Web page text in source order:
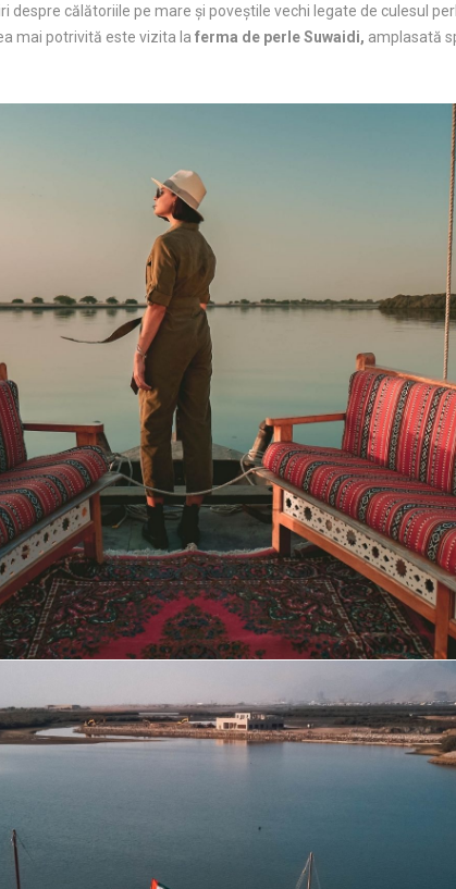
despre călătoriile pe mare și poveștile vechi legate de culesul
mai potrivită este vizita la ferma de perle Suwaidi, amplasată